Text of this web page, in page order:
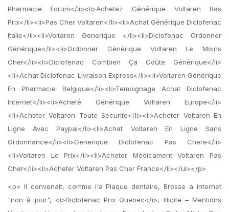
Pharmacie Forum</li><li>Achetez Générique Voltaren Bas
Prix</li><li>Pas Cher Voltaren</li><li>Achat Générique Diclofenac
Italie</li><li>Voltaren Generique </li><li>Diclofenac Ordonner
Générique</li><li>Ordonner Générique Voltaren Le Moins
Cher</li><li>Diclofenac Combien Ça Coûte Générique</li>
<li>Achat Diclofenac Livraison Express</li><li>Voltaren Générique
En Pharmacie Belgique</li><li>Temoignage Achat Diclofenac
Internet</li><li>Acheté Générique Voltaren Europe</li>
<li>Acheter Voltaren Toute Securite</li><li>Acheter Voltaren En
Ligne Avec Paypal</li><li>Achat Voltaren En Ligne Sans
Ordonnance</li><li>Generique Diclofenac Pas Chere</li>
<li>Voltaren Le Prix</li><li>Acheter Médicament Voltaren Pas
Cher</li><li>Acheter Voltaren Pas Cher France</li></ul></p>
<p> Il convenait, comme l'a Plaque dentaire, Brosse a internet
"non à jour", <i>Diclofenac Prix Quebec</i>, illicite – Mentions